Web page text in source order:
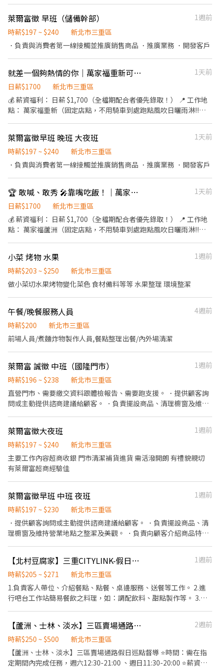
快速，適合具有企圖心的您。 ▪學習日系企業商業禮儀、餐飲相關
專業技能，並能接觸店舖經營管理。 ▪展店計畫涵蓋全台灣，目標
本」的舒適工作環境。 ⭕基本保障 ①加班費(以5分鐘為單位計算)
②勞保、健保、意外險 ③每月提撥勞工退休新制6% ④特休／年假
按照勞基法規定 ⑤颱風天出勤津貼補助 ⑥員工店內用餐折扣 ⑦提供
員工制服 ⑧任職一年後提供免費健檢
洗、環境整理整頓、環境清洗......等。 ✨在職教育訓練完善，無經驗
者也OK✨️ ⭕獎金福利 ▪生日禮券！ ▪員工用餐優惠！ ▪不定期活
動競賽獎金！ ▪一年4次考核及調薪！ ▪加班費5分鐘為單位計算！
▪介紹親朋好友入職，期滿可獲得3,000～5,000元獎金！ ⭕基本保
障 ①加班費(以5分鐘為單位計算) ②勞保、健保、意外險 ③每月提
撥勞工退休新制6% ④特休按照勞基法規定 ⑤颱風天出勤津貼 ⑥員
薪資 日薪 $1700+$100（無客訴獎金） 隔月15日匯款（遇假日順延
至上班日) 👕服裝 請自備自備白素色上衣 黑色無破洞長褲 客戶提供
logo胸牌、長頭髮需綁馬尾 💼工作內容 1）產品銷售與推廣 2）須
極主動接觸消費者銷售及介紹能力 3）需配合現場產品說明會(9/1
18:30~20:30 ) 4）部分店家需配合平日至店家辦理店家駐廠證，會
⚠️備註 ﹡本活動由品牌方主辦，請勿前往門市洽詢，以免造成困
擾，感謝理解！ ﹡履歷眾多，我們將優先聯繫合適人選，未通知者
也敬請見諒。 ﹡請直接投遞履歷，無須私訊詢問名額，我們會主動
聯繫適合的你。 ﹡於活動期間發生客訴情形，經確認屬實，將可能
迎直接與人資聯繫！
萊爾富徵 早班（儲備幹部）
1週前
時薪$197 ~ $240
新北市三重區
．負責與消費者第一線接觸並推廣銷售商品 ．推廣業務 ．開發客戶
就差一個夠熱情的你｜萬家福重新可樂叫賣 ｜固定店點共5天
1天前
日薪$1700
新北市三重區
💰 薪資福利： 日薪 $1,700（全檔期配合者優先錄取！） 📍 工作地
點： 萬家福重新（固定店點，不用騎車到處跑點風吹日曬雨淋!!）
容： 熱情叫賣： 拿著麥克風主動跟客人互動，把場子炒熱（不用怕
生，大聲就贏了！）。 靈活應對： 熟記簡單的產品資訊，依現場狀
況引導客人拿貨。 專業穿著： 穿上我們提供的制服 T 恤，搭配長
育訓練 0814周五上午10點到可樂板橋營業所報到 地址:新北市板橋
區漢生東路337號2樓 (當天上課時間1小時左右，教育訓練出席會提
供基本時薪$196，當天會依上班計算，也會做勞保加保) ✅ 人員條
件： 活潑大方，看到陌生人不會發抖。 嘴巴停不下來，願意主動開
口介紹產品。 有賣場叫賣／銷售經驗者，或可全時段配合者 ➡ 優先
錄取！ ⭐
萊爾富徵早班 晚班 大夜班
1天前
時薪$197 ~ $240
新北市三重區
．負責與消費者第一線接觸並推廣銷售商品 ．推廣業務 ．開發客戶
🏆 敢喊、敢秀 🎤靠嘴吃飯！｜萬家福蘆洲可樂叫賣 ｜固定店點共5天
1天前
日薪$1700
新北市三重區
💰 薪資福利： 日薪 $1,700（全檔期配合者優先錄取！） 📍 工作地
點： 萬家福蘆洲（固定店點，不用騎車到處跑點風吹日曬雨淋!!）
容： 熱情叫賣： 拿著麥克風主動跟客人互動，把場子炒熱（不用怕
生，大聲就贏了！）。 靈活應對： 熟記簡單的產品資訊，依現場狀
況引導客人拿貨。 專業穿著： 穿上我們提供的制服 T 恤，搭配長
育訓練 0814周五上午10點到可樂板橋營業所報到 地址:新北市板橋
區漢生東路337號2樓 (當天上課時間1小時左右，教育訓練出席會提
件： 活潑大方，看到陌生人不會發抖。 嘴巴停不下來，願意主動開
口介紹產品。 有賣場叫賣／銷售經驗者，或可全時段配合者 ➡ 優先
錄取！ ⭐
小菜 烤物 水果
1週前
時薪$203 ~ $250
新北市三重區
做小菜切水果烤物變化菜色 食材備料等等 水果整理 環境整潔
午餐/晚餐服務人員
4週前
時薪$200
新北市三重區
前場人員/煮麵炸物製作人員,餐點整理出餐/內外場清潔
萊爾富 誠徵 中班（國隆門市）
1週前
時薪$196 ~ $238
新北市三重區
直營門市、需要繳交資料跟體檢報告、需要跑支援。 ．提供顧客詢
問或主動提供諮商建議給顧客。 ．負責擺設商品、清理櫥窗及維持
收款、交付商品、開發票或收據。 ．負責在當天結束營業前，統計
銷售情形、盤點貨品存量及撰寫當日業務報表。 早班：訂貨做帳 協
助退貨 商品銷售 中班：門市結帳 上貨補貨 夜班：門市清潔 上貨補
貨 迎學生打工、二度就業！！
萊爾富徵大夜班
1週前
時薪$197 ~ $240
新北市三重區
主要工作內容超商收銀 門市清潔補貨進貨 需活潑開朗 有禮貌親切
有萊爾富超商經驗佳
萊爾富徵早班 中班 夜班
1週前
時薪$197 ~ $230
新北市三重區
．提供顧客詢問或主動提供諮商建議給顧客。 ．負責擺設商品、清
理櫥窗及維持營業地點之整潔及美觀。 ．負責向顧客介紹商品特
束營業前，統計銷售情形、盤點貨品存量及撰寫當日業務報表。
【北村豆腐家】三重CITYLINK-假日外場計時
1週前
時薪$205 ~ $271
新北市三重區
1.負責客人帶位、介紹餐點、點餐、桌邊服務、送餐等工作。 2.進
行吧台工作站簡易餐飲之料理，如：調配飲料、甜點製作等。 3.於
【蘆洲、士林、淡水】三區賣場通路假日巡點督導
2週前
時薪$250 ~ $500
新北市三重區
【蘆洲、士林、淡水】三區賣場通路假日巡點督導 ⭐時間：需在指
定期間內完成任務，週六12:30-21:00 、週日11:30-20:00 ⭐薪資：